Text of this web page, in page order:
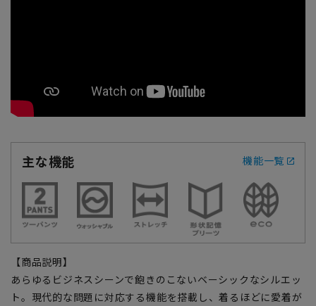
主な機能 機能一覧
【商品説明】
あらゆるビジネスシーンで飽きのこないベーシックなシルエッ
ト。現代的な問題に対応する機能を搭載し、着るほどに愛着が